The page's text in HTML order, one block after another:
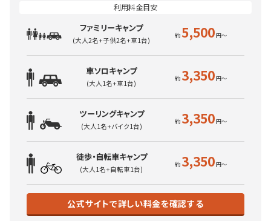
ファミリーキャンプ
(大人2名+子供2名+車1台) 5,500
車ソロキャンプ
(大人1名+車1台) 3,350
ツーリングキャンプ
(大人1名+バイク1台) 3,350
徒歩・自転車キャンプ
(大人1名+自転車1台) 3,350
公式サイトで詳しい料金を確認する